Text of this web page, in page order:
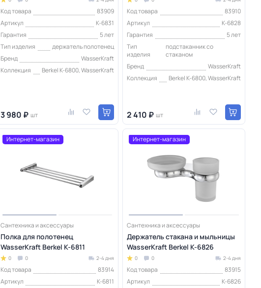
Код товара
83909
Артикул
K-6831
Гарантия
5 лет
Тип изделия
держатель полотенец
Бренд
WasserKraft
Коллекция
Berkel K-6800, WasserKraft
3 980 ₽ шт
Код товара
83910
Артикул
K-6828
Гарантия
5 лет
Тип
изделия
подстаканник со
стаканом
Бренд
WasserKraft
Коллекция
Berkel K-6800, WasserKraft
2 410 ₽ шт
Интернет-магазин
Сантехника и аксессуары
Полка для полотенец
WasserKraft Berkel K-6811
0 0 2-4 дня
Код товара
83914
Артикул
K-6811
Интернет-магазин
Сантехника и аксессуары
Держатель стакана и мыльницы
WasserKraft Berkel K-6826
0 0 2-4 дня
Код товара
83915
Артикул
K-6826